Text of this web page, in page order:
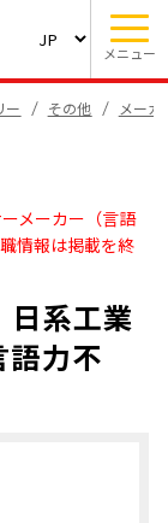
メニュー
ー その他 メー
メーカー（言語
情報は掲載を終
日系工業
語力不